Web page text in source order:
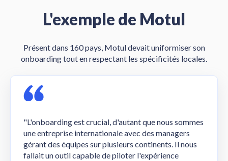
L'exemple de Motul
Présent dans 160 pays, Motul devait uniformiser son
onboarding tout en respectant les spécificités locales.
"L'onboarding est crucial, d'autant que nous sommes
une entreprise internationale avec des managers
gérant des équipes sur plusieurs continents. Il nous
fallait un outil capable de piloter l'expérience